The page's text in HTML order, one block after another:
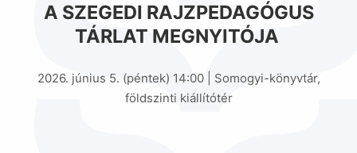
A SZEGEDI RAJZPEDAGÓGUS
TÁRLAT MEGNYITÓJA
2026. június 5. (péntek) 14:00 | Somogyi-könyvtár,
földszinti kiállítótér